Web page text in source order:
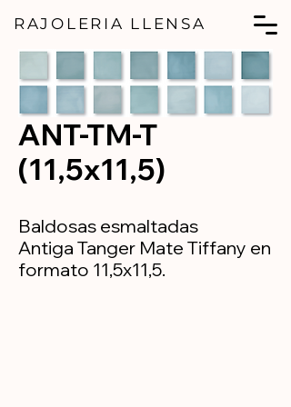
RAJOLERIA LLENSA
ANT-TM-T
(11,5x11,5)
Baldosas esmaltadas
Antiga Tanger Mate Tiffany en
formato 11,5x11,5.